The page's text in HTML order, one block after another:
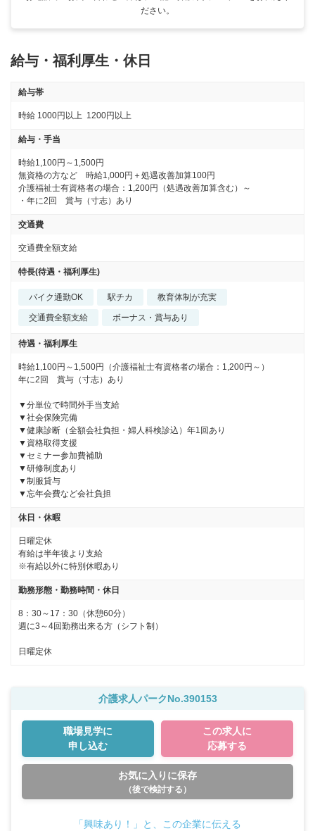
ださい。
給与・福利厚生・休日
給与帯
時給 1000円以上 1200円以上
給与・手当
時給1,100円～1,500円
無資格の方など　時給1,000円＋処遇改善加算100円
介護福祉士有資格者の場合：1,200円（処遇改善加算含む）～
交通費
交通費全額支給
特長(待遇・福利厚生)
バイク通勤OK 駅チカ 教育体制が充実
交通費全額支給 ボーナス・賞与あり
待遇・福利厚生
時給1,100円～1,500円（介護福祉士有資格者の場合：1,200円～）
年に2回　賞与（寸志）あり
▼分単位で時間外手当支給
▼社会保険完備
▼健康診断（全額会社負担・婦人科検診込）年1回あり
▼資格取得支援
▼セミナー参加費補助
▼研修制度あり
▼制服貸与
▼忘年会費など会社負担
休日・休暇
日曜定休
有給は半年後より支給
※有給以外に特別休暇あり
勤務形態・勤務時間・休日
8：30～17：30（休憩60分）
週に3～4回勤務出来る方（シフト制）
日曜定休
介護求人パークNo.390153
職場見学に
申し込む
この求人に
応募する
お気に入りに保存
（後で検討する）
「興味あり！」と、この企業に伝える